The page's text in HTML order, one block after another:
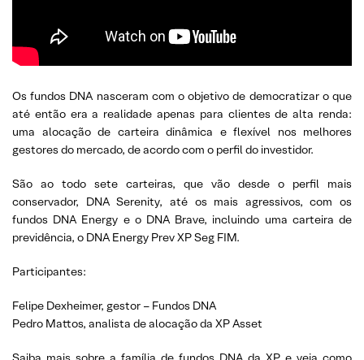
Os fundos DNA nasceram com o objetivo de democratizar o que
até então era a realidade apenas para clientes de alta renda:
uma alocação de carteira dinâmica e flexível nos melhores
gestores do mercado, de acordo com o perfil do investidor.
São ao todo sete carteiras, que vão desde o perfil mais
conservador, DNA Serenity, até os mais agressivos, com os
fundos DNA Energy e o DNA Brave, incluindo uma carteira de
previdência, o DNA Energy Prev XP Seg FIM.
Participantes:
Felipe Dexheimer, gestor – Fundos DNA
Pedro Mattos, analista de alocação da XP Asset